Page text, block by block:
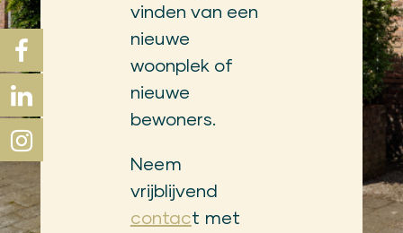
vinden van een
nieuwe
woonplek of
nieuwe
bewoners.
Neem
vrijblijvend
contact met